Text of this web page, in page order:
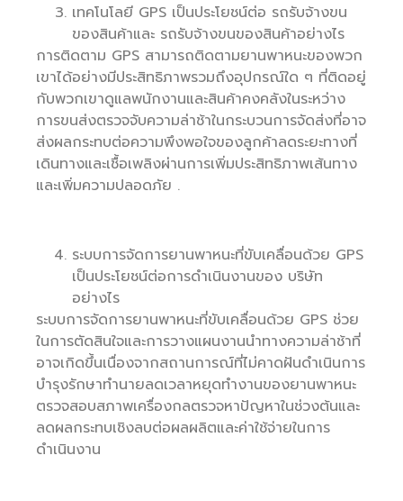
เทคโนโลยี GPS เป็นประโยชน์ต่อ รถรับจ้างขน
ของสินค้าและ รถรับจ้างขนของสินค้าอย่างไร
การติดตาม GPS สามารถติดตามยานพาหนะของพวก
เขาได้อย่างมีประสิทธิภาพรวมถึงอุปกรณ์ใด ๆ ที่ติดอยู่
กับพวกเขาดูแลพนักงานและสินค้าคงคลังในระหว่าง
การขนส่งตรวจจับความล่าช้าในกระบวนการจัดส่งที่อาจ
ส่งผลกระทบต่อความพึงพอใจของลูกค้าลดระยะทางที่
เดินทางและเชื้อเพลิงผ่านการเพิ่มประสิทธิภาพเส้นทาง
และเพิ่มความปลอดภัย .
ระบบการจัดการยานพาหนะที่ขับเคลื่อนด้วย GPS
เป็นประโยชน์ต่อการดำเนินงานของ บริษัท
อย่างไร
ระบบการจัดการยานพาหนะที่ขับเคลื่อนด้วย GPS ช่วย
ในการตัดสินใจและการวางแผนงานนำทางความล่าช้าที่
อาจเกิดขึ้นเนื่องจากสถานการณ์ที่ไม่คาดฝันดำเนินการ
บำรุงรักษาทำนายลดเวลาหยุดทำงานของยานพาหนะ
ตรวจสอบสภาพเครื่องกลตรวจหาปัญหาในช่วงต้นและ
ลดผลกระทบเชิงลบต่อผลผลิตและค่าใช้จ่ายในการ
ดำเนินงาน